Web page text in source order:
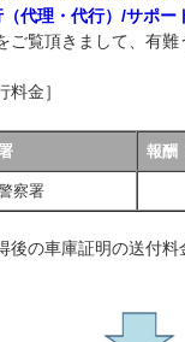
代理・代行）/サポ
ご覧頂きまして、有難
料金］
報酬
察署
の車庫証明の送付